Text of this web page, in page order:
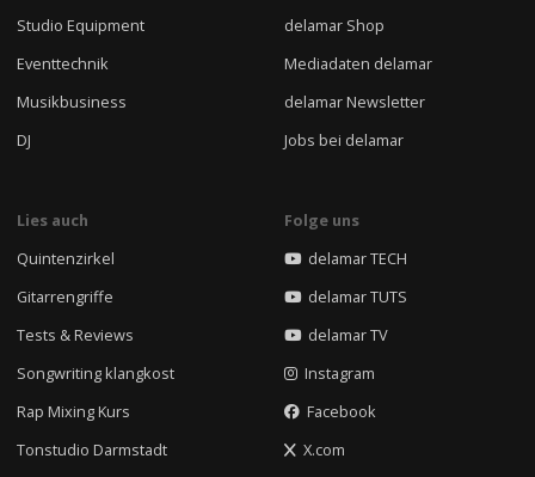
Studio Equipment
Eventtechnik
Musikbusiness
DJ
delamar Shop
Mediadaten delamar
delamar Newsletter
Jobs bei delamar
Lies auch
Quintenzirkel
Gitarrengriffe
Tests & Reviews
Songwriting klangkost
Rap Mixing Kurs
Tonstudio Darmstadt
Folge uns
delamar TECH
delamar TUTS
delamar TV
Instagram
Facebook
X.com